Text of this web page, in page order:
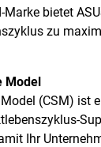
bietet
zu
Model
(CSM)
Ihr